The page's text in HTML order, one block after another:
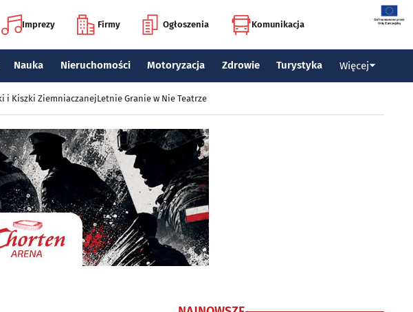
Imprezy Firmy Ogłoszenia Komunikacja
Nauka Nieruchomości Motoryzacja Zdrowie Turystyka Więcej
i Kiszki ZiemniaczanejLetnie Granie w Nie Teatrze